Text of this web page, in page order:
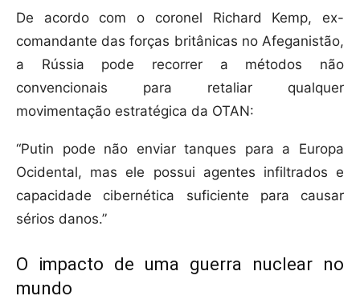
De acordo com o coronel Richard Kemp, ex-
comandante das forças britânicas no Afeganistão,
a Rússia pode recorrer a métodos não
convencionais para retaliar qualquer
movimentação estratégica da OTAN:
“Putin pode não enviar tanques para a Europa
Ocidental, mas ele possui agentes infiltrados e
capacidade cibernética suficiente para causar
sérios danos.”
O impacto de uma guerra nuclear no
mundo